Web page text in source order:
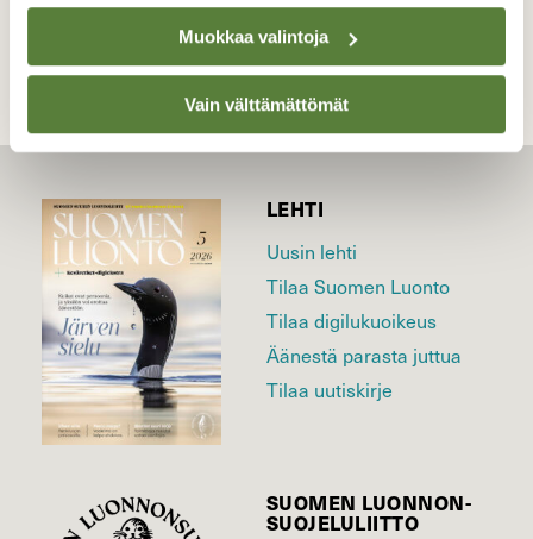
Muokkaa valintoja
Vain välttämättömät
LEHTI
Uusin lehti
Tilaa Suomen Luonto
Tilaa digilukuoikeus
Äänestä parasta juttua
Tilaa uutiskirje
SUOMEN LUONNON­
SUOJELU­LIITTO